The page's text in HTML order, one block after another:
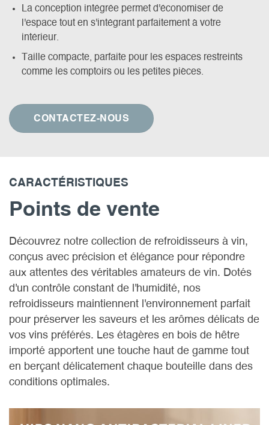
La conception intégrée permet d'économiser de
l'espace tout en s'intégrant parfaitement à votre
intérieur.
Taille compacte, parfaite pour les espaces restreints
comme les comptoirs ou les petites pièces.
CONTACTEZ-NOUS
CARACTÉRISTIQUES
Points de vente
Découvrez notre collection de refroidisseurs à vin,
conçus avec précision et élégance pour répondre
aux attentes des véritables amateurs de vin. Dotés
d'un contrôle constant de l'humidité, nos
refroidisseurs maintiennent l'environnement parfait
pour préserver les saveurs et les arômes délicats de
vos vins préférés. Les étagères en bois de hêtre
importé apportent une touche haut de gamme tout
en berçant délicatement chaque bouteille dans des
conditions optimales.